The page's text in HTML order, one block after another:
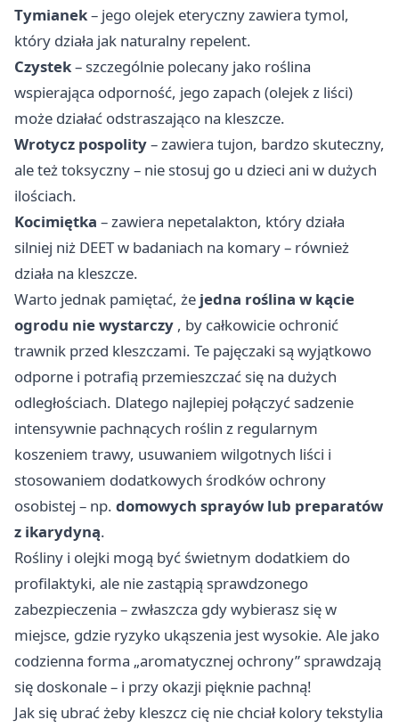
Tymianek– jego olejek eteryczny zawiera tymol,
który działa jak naturalny repelent.
Czystek– szczególnie polecany jako roślina
wspierająca odporność, jego zapach (olejek z liści)
może działać odstraszająco na kleszcze.
Wrotycz pospolity– zawiera tujon, bardzo skuteczny,
ale też toksyczny – nie stosuj go u dzieci ani w dużych
ilościach.
Kocimiętka – zawiera nepetalakton, który działa
silniej niż DEET w badaniach na komary – również
działa na kleszcze.
Warto jednak pamiętać, że jedna roślina w kącie
ogrodu nie wystarczy , by całkowicie ochronić
trawnik przed kleszczami. Te pajęczaki są wyjątkowo
odporne i potrafią przemieszczać się na dużych
odległościach. Dlatego najlepiej połączyć sadzenie
intensywnie pachnących roślin z regularnym
koszeniem trawy, usuwaniem wilgotnych liści i
stosowaniem dodatkowych środków ochrony
osobistej – np. domowych sprayów lub preparatów
z ikarydyną.
Rośliny i olejki mogą być świetnym dodatkiem do
profilaktyki, ale nie zastąpią sprawdzonego
zabezpieczenia – zwłaszcza gdy wybierasz się w
miejsce, gdzie ryzyko ukąszenia jest wysokie. Ale jako
codzienna forma „aromatycznej ochrony” sprawdzają
się doskonale – i przy okazji pięknie pachną!
Jak się ubrać żeby kleszcz cię nie chciał kolory tekstylia